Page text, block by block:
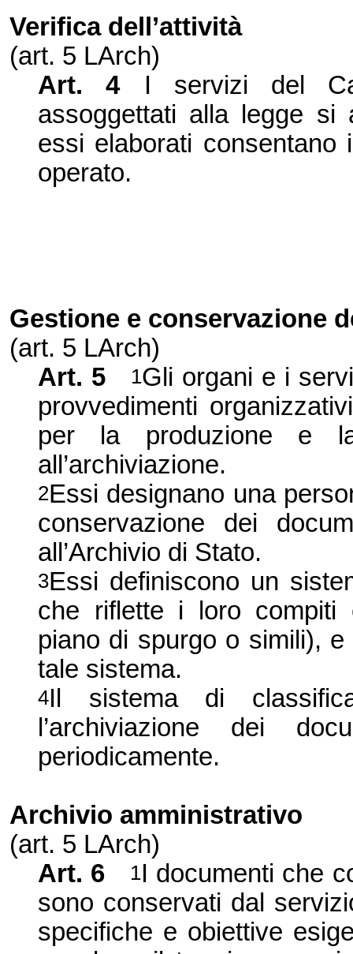
Verifica dell’attività
(art. 5 LArch)
Art. 4
I servizi del
assoggettati alla legge si
essi elaborati
operato.
Gestione e conservazione
(art. 5 LArch)
Art. 5
1Gli organi e i
provvedimenti
per la produzione e
all’archiviazione.
2Essi designano una
conservazione dei
all’Archivio di Stato.
3Essi definiscono un
che riflette i loro compiti
piano di spurgo o simili),
tale sistema.
4Il sistema di
l’archiviazione dei
periodicamente.
Archivio amministrativo
(art. 5 LArch)
Art. 6
1I documenti che
sono conservati dal
specifiche e obiettive